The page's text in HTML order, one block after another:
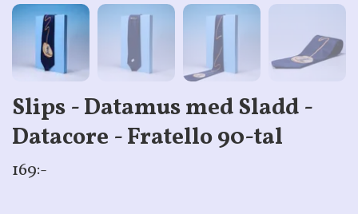
Slips - Datamus med Sladd -
Datacore - Fratello 90-tal
169:-